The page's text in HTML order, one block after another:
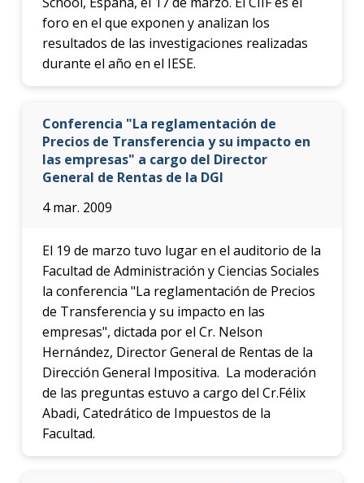
foro en el que exponen y analizan los
resultados de las investigaciones realizadas
durante el año en el IESE.
Conferencia "La reglamentación de
Precios de Transferencia y su impacto en
las empresas" a cargo del Director
General de Rentas de la DGI
4 mar. 2009
El 19 de marzo tuvo lugar en el auditorio de la
Facultad de Administración y Ciencias Sociales
la conferencia "La reglamentación de Precios
de Transferencia y su impacto en las
empresas", dictada por el Cr. Nelson
Hernández, Director General de Rentas de la
Dirección General Impositiva. La moderación
de las preguntas estuvo a cargo del Cr.Félix
Abadi, Catedrático de Impuestos de la
Facultad.